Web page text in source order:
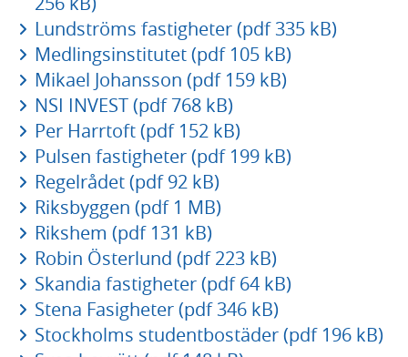
Lundströms fastigheter (pdf 335 kB)
Medlingsinstitutet (pdf 105 kB)
Mikael Johansson (pdf 159 kB)
NSI INVEST (pdf 768 kB)
Per Harrtoft (pdf 152 kB)
Pulsen fastigheter (pdf 199 kB)
Regelrådet (pdf 92 kB)
Riksbyggen (pdf 1 MB)
Rikshem (pdf 131 kB)
Robin Österlund (pdf 223 kB)
Skandia fastigheter (pdf 64 kB)
Stena Fasigheter (pdf 346 kB)
Stockholms studentbostäder (pdf 196 kB)